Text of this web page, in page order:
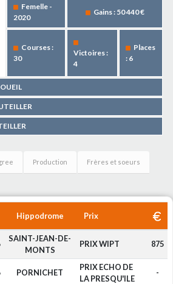
Femelle -
2020
Gains : 50 440 €
Courses :
30
Victoires :
4
Places
: 6
Production Frères et soeurs
Hippodrome Prix
SAINT-JEAN-DE-
MONTS
PRIX WIPT 875
PORNICHET
PRIX ECHO DE
LA PRESQU'ILE
-